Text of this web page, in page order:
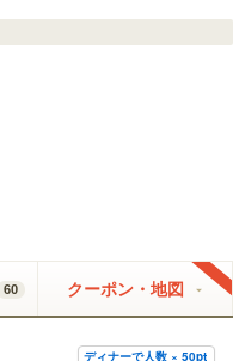
60 クーポン・地図
ディナーで人数 × 50pt